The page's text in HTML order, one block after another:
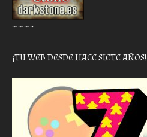
………..
¡TU WEB DESDE HACE SIETE AÑOS!